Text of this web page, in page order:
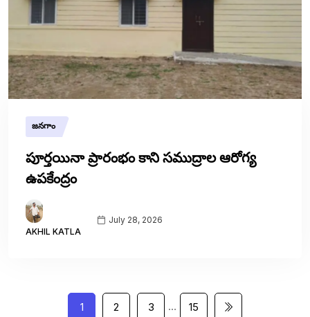
జనగాం
పూర్తయినా ప్రారంభం కాని సముద్రాల ఆరోగ్య
ఉపకేంద్రం
AKHIL KATLA
July 28, 2026
1 2 3 … 15